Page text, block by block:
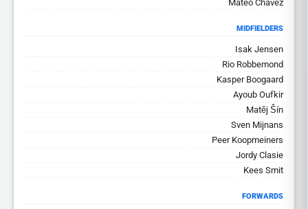
Mateo Chávez
MIDFIELDERS
Isak Jensen
Rio Robbemond
Kasper Boogaard
Ayoub Oufkir
Matěj Šín
Sven Mijnans
Peer Koopmeiners
Jordy Clasie
Kees Smit
FORWARDS